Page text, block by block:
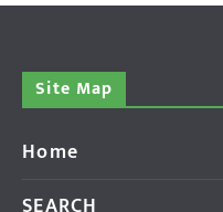
Site Map
Home